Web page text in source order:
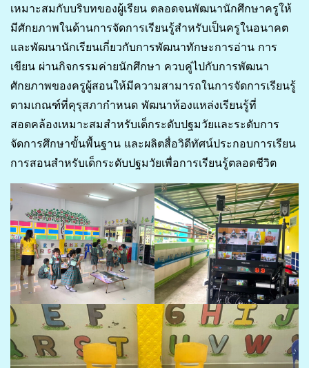
เหมาะสมกับบริบทของผู้เรียน ตลอดจนพัฒนานักศึกษาครูให้
มีศักยภาพในด้านการจัดการเรียนรู้สำหรับเป็นครูในอนาคต
และพัฒนานักเรียนเกี่ยวกับการพัฒนาทักษะการอ่าน การ
เขียน ผ่านกิจกรรมค่ายนักศึกษา ควบคู่ไปกับการพัฒนา
ศักยภาพของครูผู้สอนให้มีความสามารถในการจัดการเรียนรู้
ตามเกณฑ์ที่คุรุสภากำหนด พัฒนาห้องแหล่งเรียนรู้ที่
สอดคล้องเหมาะสมสำหรับเด็กระดับปฐมวัยและระดับการ
จัดการศึกษาขั้นพื้นฐาน และผลิตสื่อวิดีทัศน์ประกอบการเรียน
การสอนสำหรับเด็กระดับปฐมวัยเพื่อการเรียนรู้ตลอดชีวิต